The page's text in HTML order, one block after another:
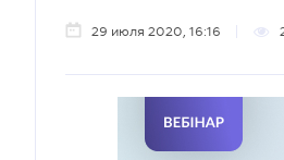
29 июля 2020, 16:16